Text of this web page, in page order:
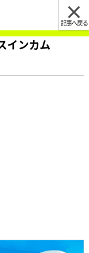
記事へ戻る
インカム